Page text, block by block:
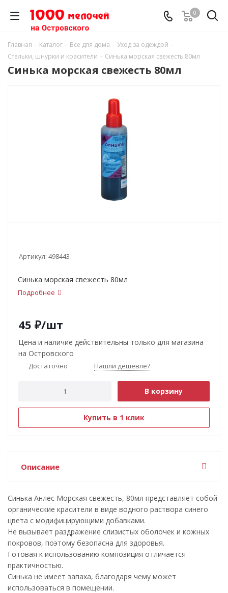
0
Главная - Каталог - Все для дома - Уход за одеждой -
Стельки, шнурки и красители - Синька морская свежесть 80мл
Синька морская свежесть 80мл
Артикул: 498443
Синька морская свежесть 80мл
Подробнее
45 ₽/шт
Цена и наличие действительны только для магазина
на Островского
Достаточно Нашли дешевле?
В корзину
Купить в 1 клик
Описание
Синька Анлес Морская свежесть, 80мл представляет собой
органические красители в виде водного раствора синего
цвета с модифицирующими добавками.
Не вызывает раздражение слизистых оболочек и кожных
покровов, поэтому безопасна для здоровья.
Готовая к использованию композиция отличается
практичностью.
Синька не имеет запаха, благодаря чему может
использоваться в помещении.